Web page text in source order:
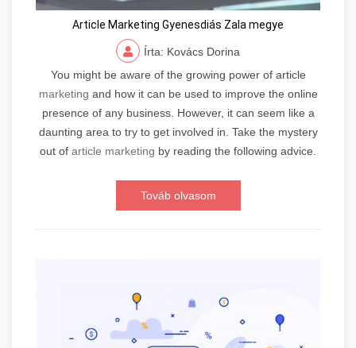
Article Marketing Gyenesdiás Zala megye
Írta: Kovács Dorina
You might be aware of the growing power of article
marketing and how it can be used to improve the online
presence of any business. However, it can seem like a
daunting area to try to get involved in. Take the mystery
out of article marketing by reading the following advice.
Továb olvasom